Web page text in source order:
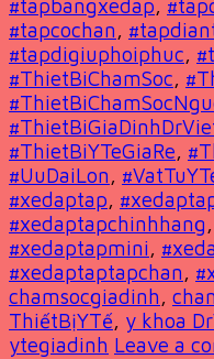
#tapbangxedap,
#tapcochan,
#tapdigiuphoiphuc,
#ThietBiChamSoc,
#ThietBiYTeGiaRe,
#UuDaiLon,
#xedaptap,
#xedaptapchinhhang,
#xedaptapmini,
#xedaptaptapchan,
chamsocgiadinh,
ThiếtBịYTế, y khoa
ytegiadinh Leave a